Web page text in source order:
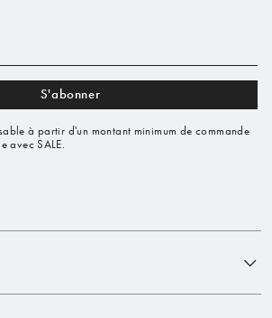
S'abonner
à partir d'un montant minimum de commande
avec SALE.